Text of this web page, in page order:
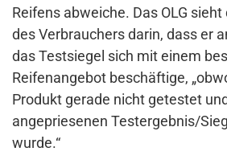
Reifens abweiche. Das OLG
des Verbrauchers darin, dass er
das Testsiegel sich mit einem
Reifenangebot beschäftige,
Produkt gerade nicht getestet
angepriesenen Testergebnis/
wurde.“